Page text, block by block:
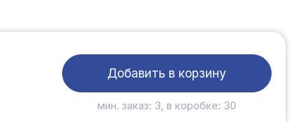
Добавить в корзину
мин. заказ: 3, в коробке: 30